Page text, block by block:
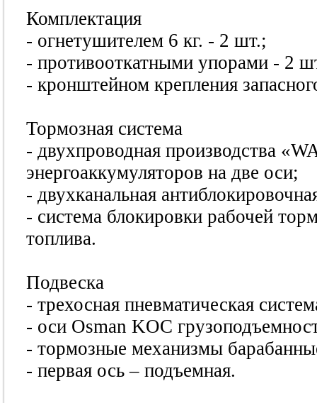
Комплектация
- огнетушителем 6 кг. - 2 шт.;
- противооткатными упорами - 2
- кронштейном крепления
Тормозная система
- двухпроводная производства
энергоаккумуляторов на две оси;
- двухканальная
- система блокировки рабочей
топлива.
Подвеска
- трехосная пневматическая
- оси Osman KOC
- тормозные механизмы
- первая ось – подъемная.